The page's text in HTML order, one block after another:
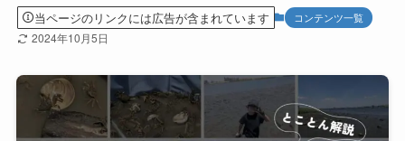
当ページのリンクには広告が含まれています コンテンツ一覧
2024年10月5日